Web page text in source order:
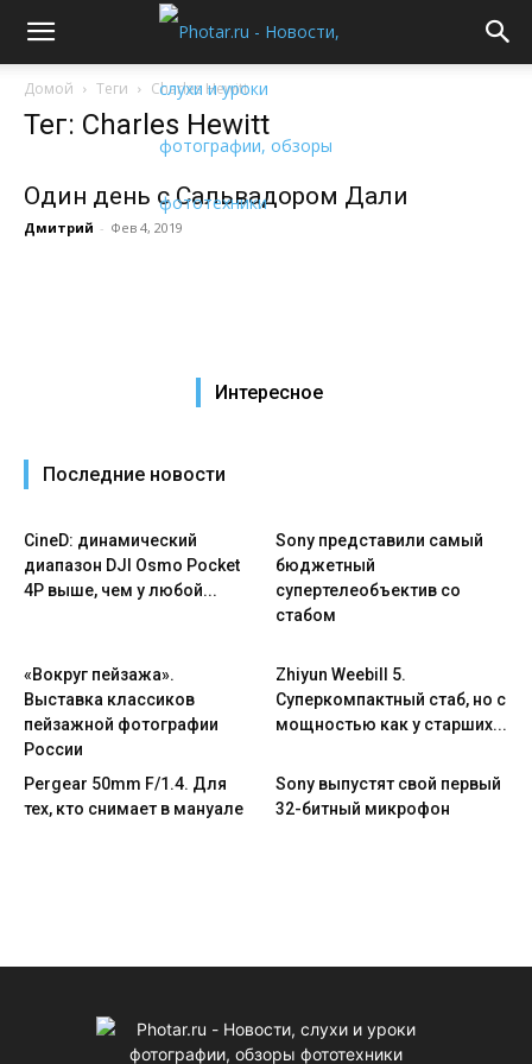
Домой Теги Charles Hewitt
Тег: Charles Hewitt
Один день с Сальвадором Дали
Дмитрий - Фев 4, 2019
Интересное
Последние новости
CineD: динамический
диапазон DJI Osmo Pocket
4P выше, чем у любой...
Sony представили самый
бюджетный
супертелеобъектив со
стабом
«Вокруг пейзажа».
Выставка классиков
пейзажной фотографии
России
Zhiyun Weebill 5.
Cуперкомпактный стаб, но с
мощностью как у старших...
Pergear 50mm F/1.4. Для
тех, кто снимает в мануале
Sony выпустят свой первый
32-битный микрофон